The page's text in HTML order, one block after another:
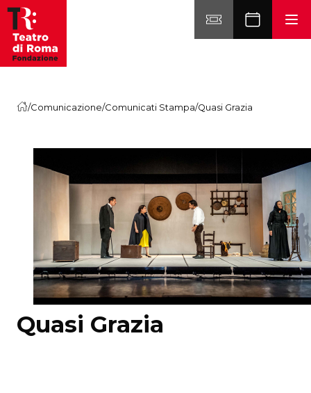
Vai al contenuto
/Comunicazione/Comunicati Stampa/Quasi Grazia
Quasi Grazia